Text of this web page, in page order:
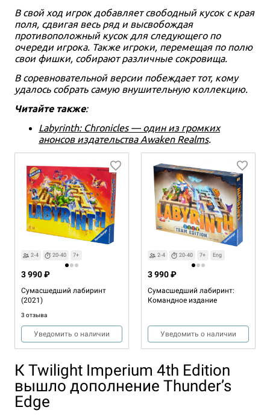
В свой ход игрок добавляет свободный кусок с края
поля, сдвигая весь ряд и высвобождая
противоположный кусок для следующего по
очереди игрока. Также игроки, перемещая по полю
свои фишки, собирают различные сокровища.
В соревновательной версии побеждает тот, кому
удалось собрать самую внушительную коллекцию.
Читайте также:
Labyrinth: Chronicles — один из громких
анонсов издательства Awaken Realms.
2-4 20-40 7+
Сумасшедший лабиринт
(2021)
3 отзыва
3 990 ₽
Уведомить о наличии
2-4 20-40 7+ Eng
Сумасшедший лабиринт:
Командное издание
3 990 ₽
Уведомить о наличии
К Twilight Imperium 4th Edition
вышло дополнение Thunder’s
Edge